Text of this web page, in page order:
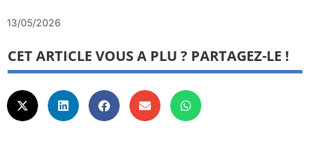
13/05/2026
CET ARTICLE VOUS A PLU ? PARTAGEZ-LE !